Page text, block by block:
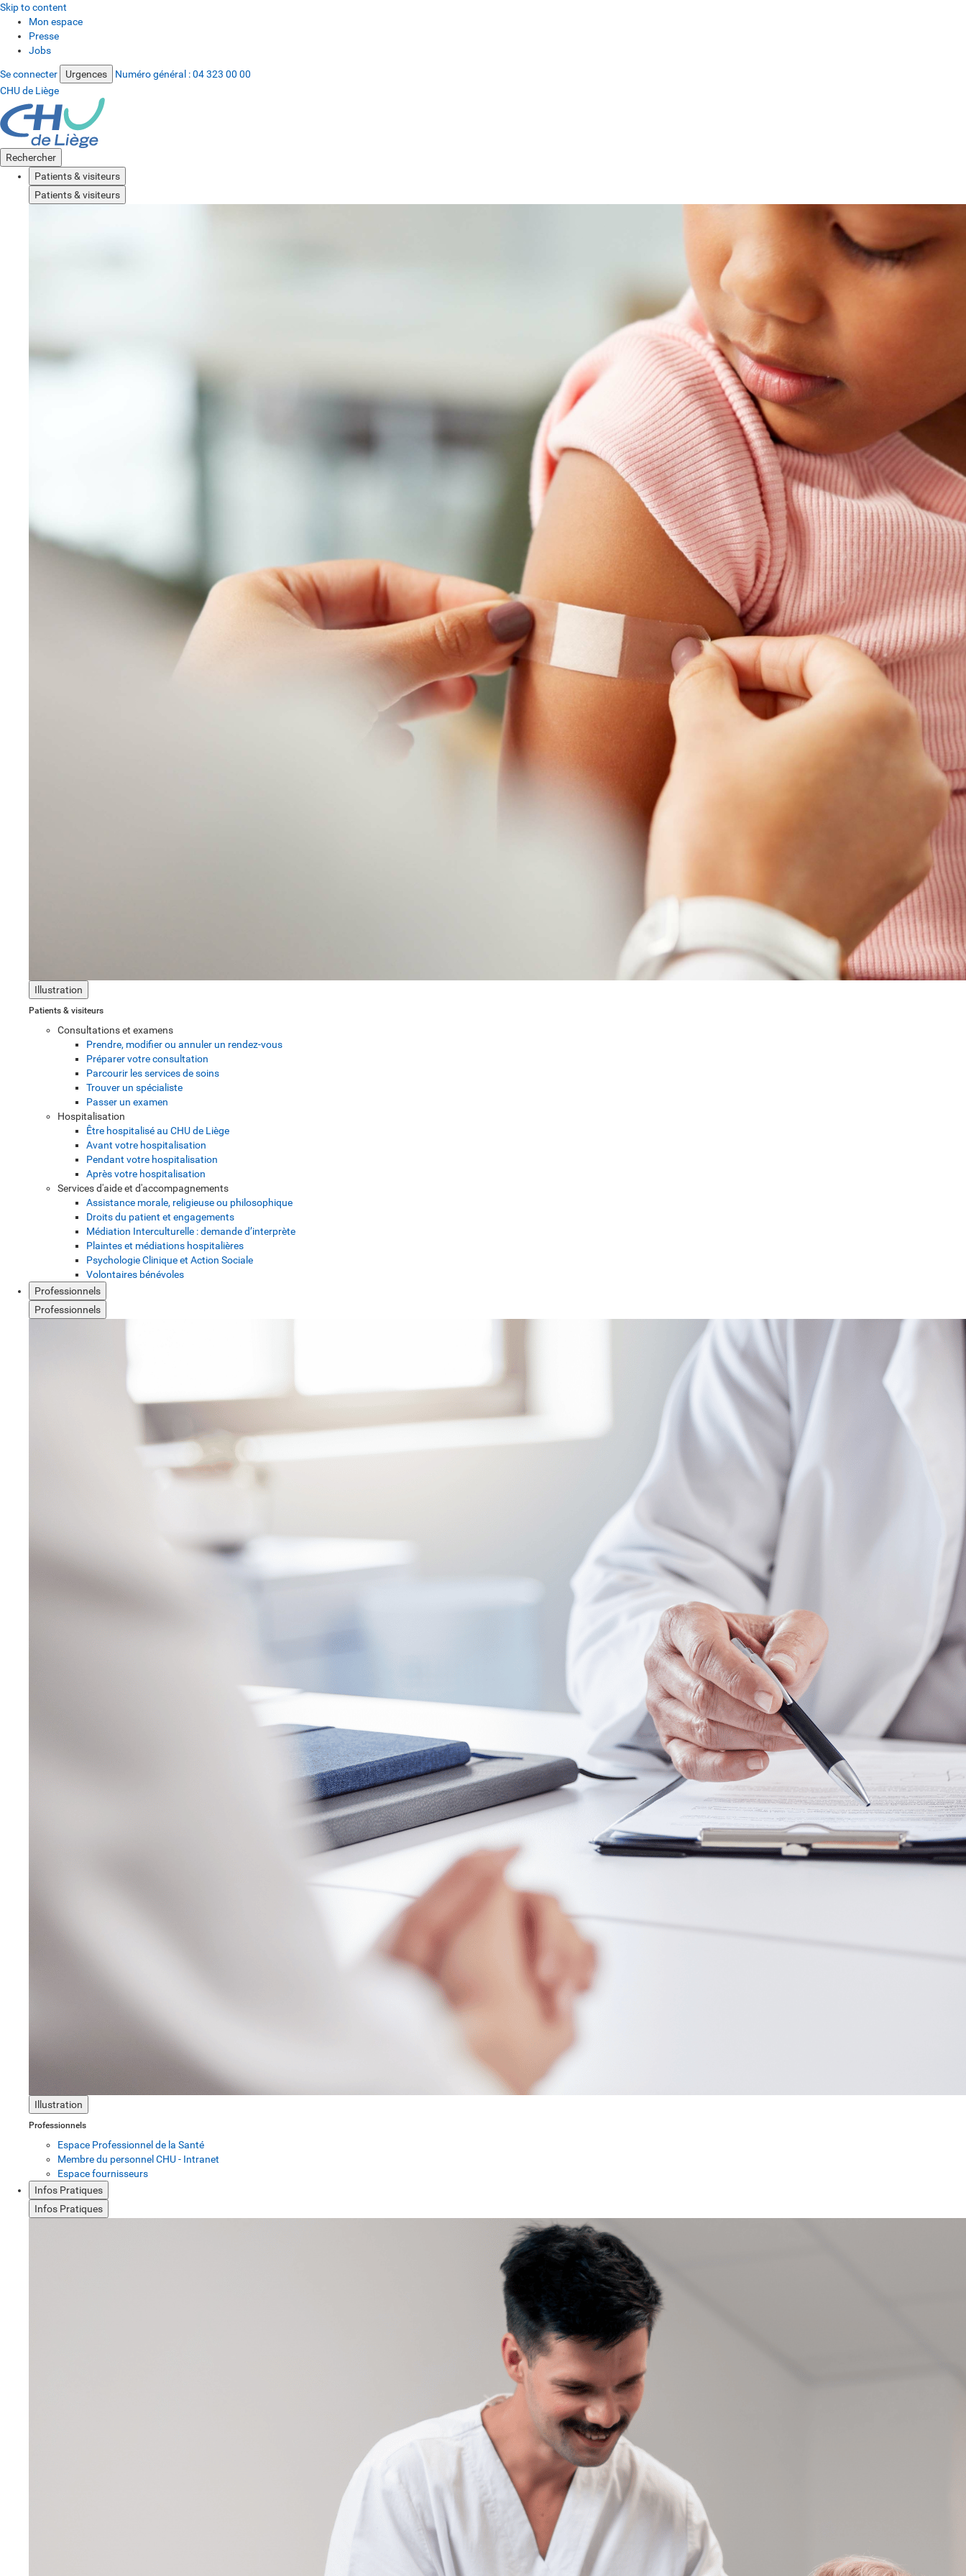
Skip to content
Mon espace
Presse
Jobs
Se connecter Urgences Numéro général :04 323 00 00
CHU de Liège
Rechercher
Patients & visiteurs
Patients & visiteurs
Illustration
Patients & visiteurs
Consultations et examens
Prendre, modifier ou annuler un rendez-vous
Préparer votre consultation
Parcourir les services de soins
Trouver un spécialiste
Passer un examen
Hospitalisation
Être hospitalisé au CHU de Liège
Avant votre hospitalisation
Pendant votre hospitalisation
Après votre hospitalisation
Services d'aide et d'accompagnements
Assistance morale, religieuse ou philosophique
Droits du patient et engagements
Médiation Interculturelle : demande d’interprète
Plaintes et médiations hospitalières
Psychologie Clinique et Action Sociale
Volontaires bénévoles
Professionnels
Professionnels
Illustration
Professionnels
Espace Professionnel de la Santé
Membre du personnel CHU - Intranet
Espace fournisseurs
Infos Pratiques
Infos Pratiques